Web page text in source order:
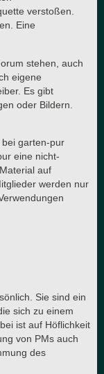
verstoßen.
Eine
stehen, auch
eigene
Es gibt
oder Bildern.
garten-pur
eine nicht-
auf
werden nur
Sie sind ein
sich zu einem
ist auf Höflichkeit
von PMs auch
des